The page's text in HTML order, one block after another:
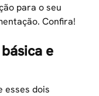
para o seu
Confira!
e
esses dois